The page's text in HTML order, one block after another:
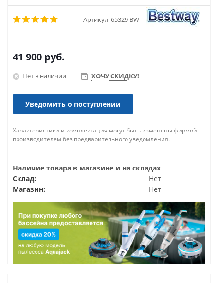
Артикул:65329 BW
41 900 руб.
Нет в наличии ХОЧУ СКИДКУ!
Уведомить о поступлении
Характеристики и комплектация могут быть изменены фирмой-
производителем без предварительного уведомления.
Наличие товара в магазине и на складах
Склад:
Нет
Магазин:
Нет